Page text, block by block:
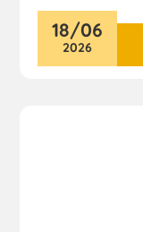
18/06
2026